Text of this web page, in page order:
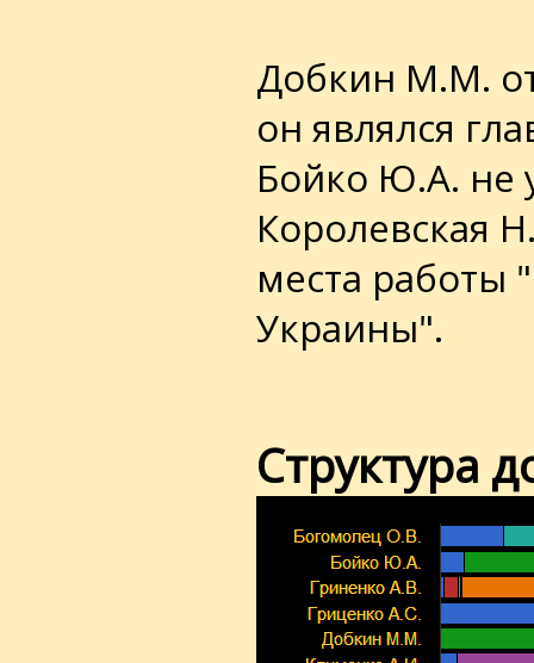
Добкин М.М.
он являлся
Бойко Ю.А. не
Королевская
места работы
Украины".
Структура